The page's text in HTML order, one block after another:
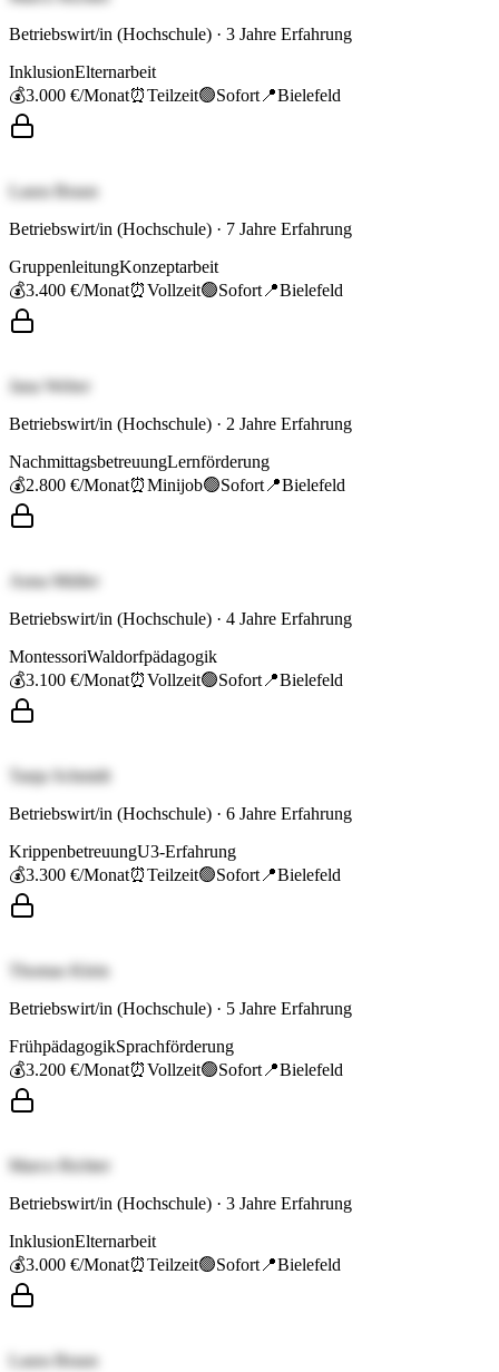
Betriebswirt/in (Hochschule) · 3 Jahre Erfahrung
InklusionElternarbeit
💰3.000 €/Monat⏰Teilzeit🟢Sofort 📍Bielefeld
Laura Braun
Betriebswirt/in (Hochschule) · 7 Jahre Erfahrung
GruppenleitungKonzeptarbeit
💰3.400 €/Monat⏰Vollzeit🟢Sofort 📍Bielefeld
Jana Weber
Betriebswirt/in (Hochschule) · 2 Jahre Erfahrung
NachmittagsbetreuungLernförderung
💰2.800 €/Monat⏰Minijob🟢Sofort 📍Bielefeld
Anna Müller
Betriebswirt/in (Hochschule) · 4 Jahre Erfahrung
MontessoriWaldorfpädagogik
💰3.100 €/Monat⏰Vollzeit🟢Sofort 📍Bielefeld
Tanja Schmidt
Betriebswirt/in (Hochschule) · 6 Jahre Erfahrung
KrippenbetreuungU3-Erfahrung
💰3.300 €/Monat⏰Teilzeit🟢Sofort 📍Bielefeld
Thomas Klein
Betriebswirt/in (Hochschule) · 5 Jahre Erfahrung
FrühpädagogikSprachförderung
💰3.200 €/Monat⏰Vollzeit🟢Sofort 📍Bielefeld
Marco Richter
Betriebswirt/in (Hochschule) · 3 Jahre Erfahrung
InklusionElternarbeit
💰3.000 €/Monat⏰Teilzeit🟢Sofort 📍Bielefeld
Laura Braun